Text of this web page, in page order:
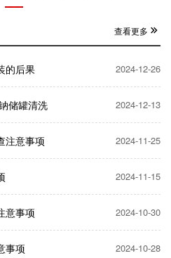
查看更多
的后果 2024-12-26
储罐清洗 2024-12-13
注意事项 2024-11-25
2024-11-15
意事项 2024-10-30
事项 2024-10-28